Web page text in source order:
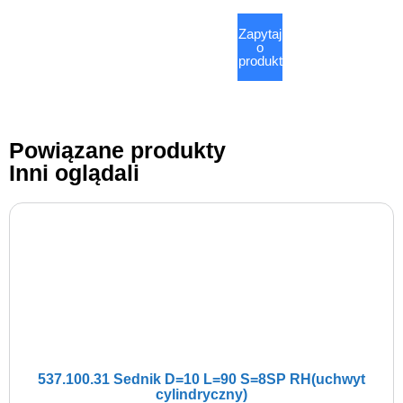
Zapytaj
o
produkt
Powiązane produkty
Inni oglądali
537.100.31 Sednik D=10 L=90 S=8SP RH(uchwyt
cylindryczny)